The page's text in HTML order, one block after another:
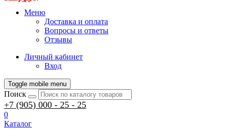
Меню
Доставка и оплата
Вопросы и ответы
Отзывы
Личный кабинет
Вход
Toggle mobile menu
Поиск
+7 (905) 000 - 25 - 25
0
Каталог